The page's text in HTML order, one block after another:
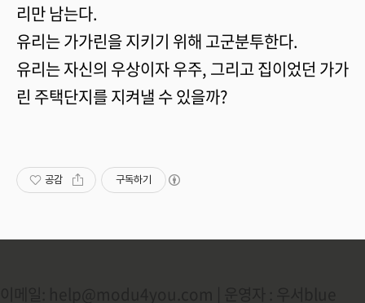
리만 남는다.
유리는 가가린을 지키기 위해 고군분투한다.
유리는 자신의 우상이자 우주, 그리고 집이었던 가가
린 주택단지를 지켜낼 수 있을까?
공감 구독하기